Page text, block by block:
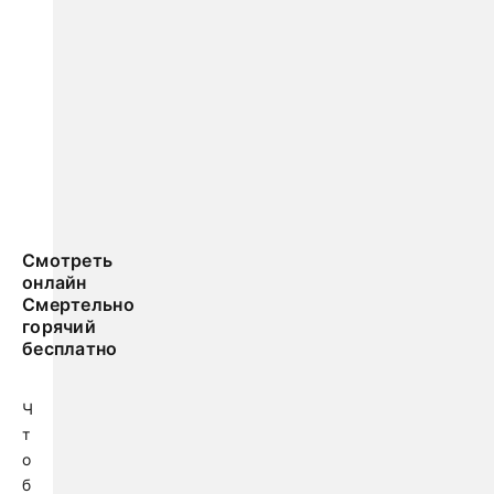
Смотреть
онлайн
Смертельно
горячий
бесплатно
Ч
т
о
б